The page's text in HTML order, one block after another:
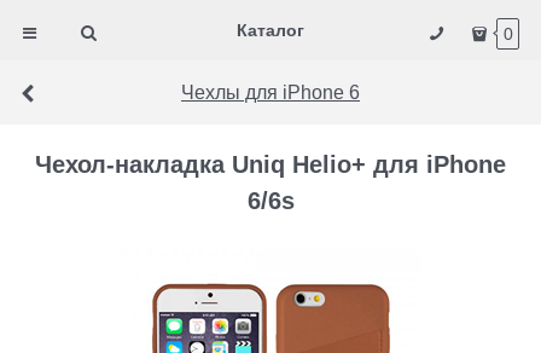
Каталог 0
Чехлы для iPhone 6
Чехол-накладка Uniq Helio+ для iPhone
6/6s